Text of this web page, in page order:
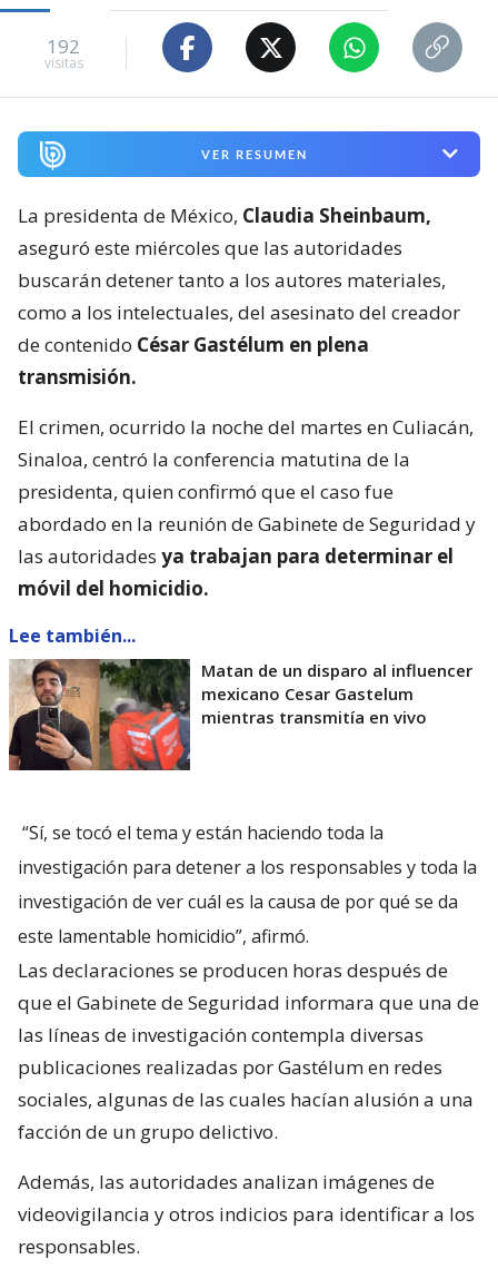
192
visitas
VER RESUMEN
La presidenta de México, Claudia Sheinbaum,
aseguró este miércoles que las autoridades
buscarán detener tanto a los autores materiales,
como a los intelectuales, del asesinato del creador
de contenido César Gastélum en plena
transmisión.
El crimen, ocurrido la noche del martes en Culiacán,
Sinaloa, centró la conferencia matutina de la
presidenta, quien confirmó que el caso fue
abordado en la reunión de Gabinete de Seguridad y
las autoridades ya trabajan para determinar el
móvil del homicidio.
Lee también...
Matan de un disparo al influencer
mexicano Cesar Gastelum
mientras transmitía en vivo
“Sí, se tocó el tema y están haciendo toda la
investigación para detener a los responsables y toda la
investigación de ver cuál es la causa de por qué se da
este lamentable homicidio”, afirmó.
Las declaraciones se producen horas después de
que el Gabinete de Seguridad informara que una de
las líneas de investigación contempla diversas
publicaciones realizadas por Gastélum en redes
sociales, algunas de las cuales hacían alusión a una
facción de un grupo delictivo.
Además, las autoridades analizan imágenes de
videovigilancia y otros indicios para identificar a los
responsables.